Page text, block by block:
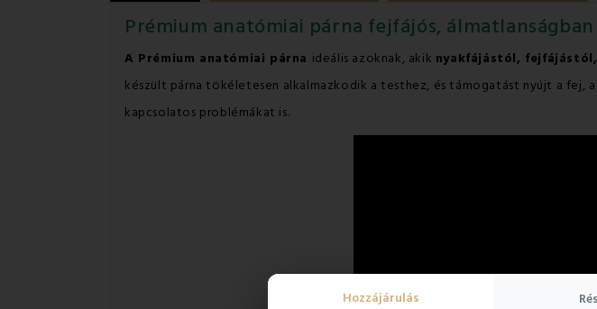
Hozzájárulás
Prémium anatómiai párna fejfájós,
A Prémium anatómiai párna ideális azoknak, akik nyakfájástól,
készült párna tökéletesen alkalmazkodik a testhez, és támogatást nyújt a fej,
kapcsolatos problémákat is.